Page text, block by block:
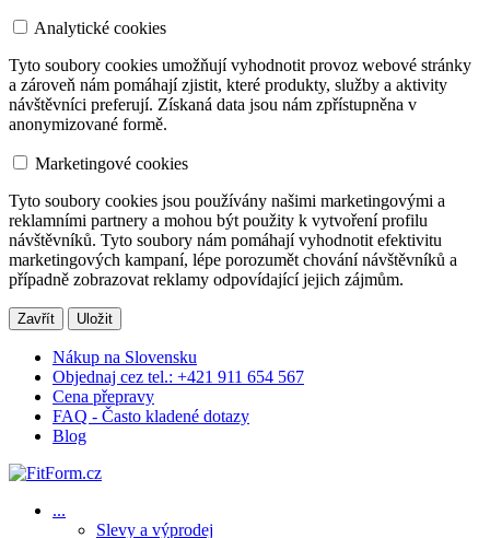
Analytické cookies
Tyto soubory cookies umožňují vyhodnotit provoz webové stránky
a zároveň nám pomáhají zjistit, které produkty, služby a aktivity
návštěvníci preferují. Získaná data jsou nám zpřístupněna v
anonymizované formě.
Marketingové cookies
Tyto soubory cookies jsou používány našimi marketingovými a
reklamními partnery a mohou být použity k vytvoření profilu
návštěvníků. Tyto soubory nám pomáhají vyhodnotit efektivitu
marketingových kampaní, lépe porozumět chování návštěvníků a
případně zobrazovat reklamy odpovídající jejich zájmům.
Zavřít Uložit
Nákup na Slovensku
Objednaj cez tel.: +421 911 654 567
Cena přepravy
FAQ - Často kladené dotazy
Blog
...
Slevy a výprodej